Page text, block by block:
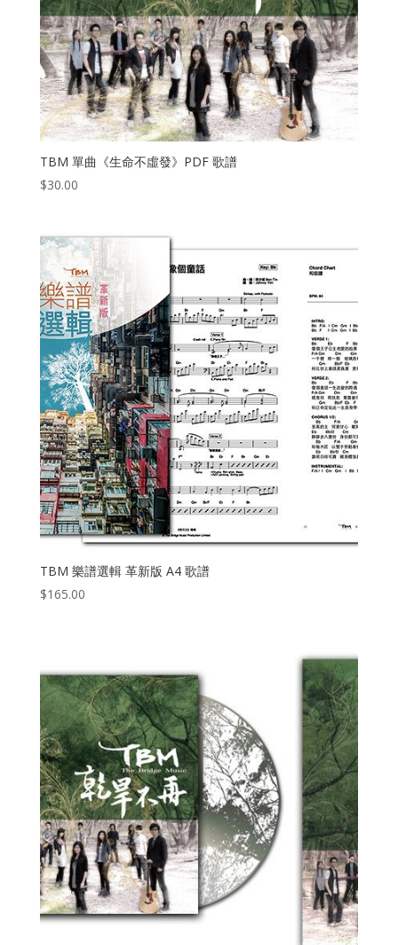
TBM 單曲《生命不虛發》PDF 歌譜
$30.00
TBM 樂譜選輯 革新版 A4 歌譜
$165.00